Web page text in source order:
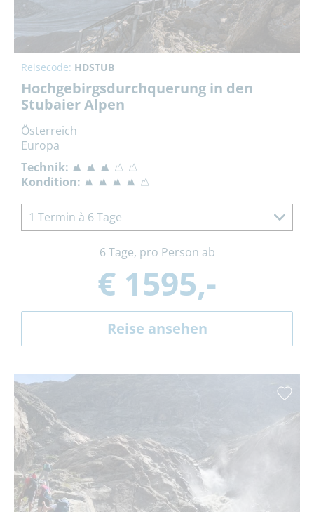
Reisecode: HDSTUB
Hochgebirgsdurchquerung in den
Stubaier Alpen
Österreich
Europa
Technik:
Kondition:
1 Termin à 6 Tage
6 Tage, pro Person ab
€ 1595,-
Reise ansehen